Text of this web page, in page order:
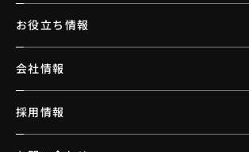
お役立ち情報
会社情報
採用情報